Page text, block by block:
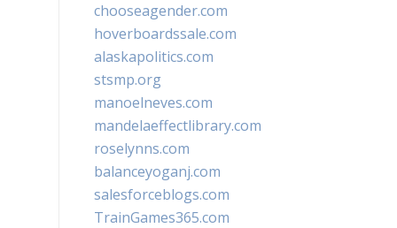
chooseagender.com
hoverboardssale.com
alaskapolitics.com
stsmp.org
manoelneves.com
mandelaeffectlibrary.com
roselynns.com
balanceyoganj.com
salesforceblogs.com
TrainGames365.com